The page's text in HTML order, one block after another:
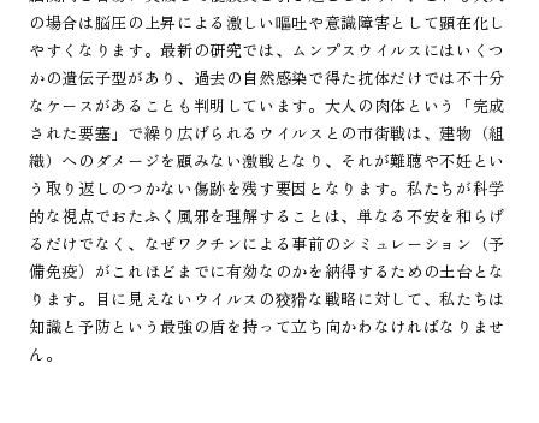
の場合は脳圧の上昇による激しい嘔吐や意識障害として顕在化し
やすくなります。最新の研究では、ムンプスウイルスにはいくつ
かの遺伝子型があり、過去の自然感染で得た抗体だけでは不十分
なケースがあることも判明しています。大人の肉体という「完成
された要塞」で繰り広げられるウイルスとの市街戦は、建物（組
織）へのダメージを顧みない激戦となり、それが難聴や不妊とい
う取り返しのつかない傷跡を残す要因となります。私たちが科学
的な視点でおたふく風邪を理解することは、単なる不安を和らげ
るだけでなく、なぜワクチンによる事前のシミュレーション（予
備免疫）がこれほどまでに有効なのかを納得するための土台とな
ります。目に見えないウイルスの狡猾な戦略に対して、私たちは
知識と予防という最強の盾を持って立ち向かわなければなりませ
ん。